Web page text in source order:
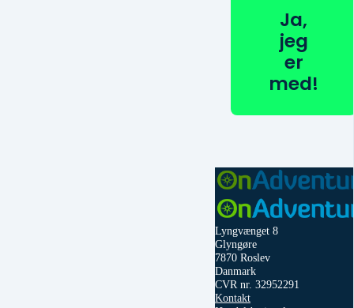
Ja,
jeg
er
med!
Lyngvænget 8
Glyngøre
7870 Roslev
Danmark
CVR nr. 32952291
Kontakt